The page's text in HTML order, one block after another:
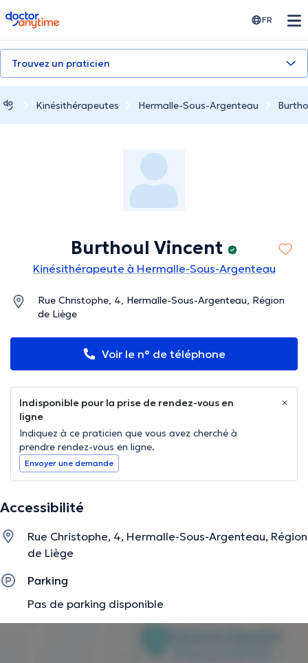
doctoranytime FR
Trouvez un praticien
Kinésithérapeutes Hermalle-Sous-Argenteau
Burthoul Vincent
Kinésithérapeute à Hermalle-Sous-Argenteau
Rue Christophe, 4, Hermalle-Sous-Argenteau, Région
de Liège
Voir le n° de téléphone
Indisponible pour la prise de rendez-vous en
ligne
Indiquez à ce praticien que vous avez cherché à
prendre rendez-vous en ligne.
Envoyer une demande
Accessibilité
Rue Christophe, 4, Hermalle-Sous-Argenteau, Région
de Liège
Parking
Pas de parking disponible